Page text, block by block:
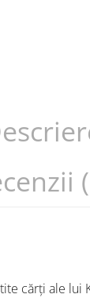
cărți ale lui